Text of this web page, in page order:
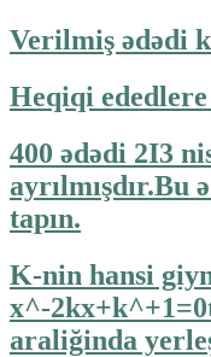
Verilmiş ədədi
Heqiqi
400 ədədi 2I3
ayrılmışdır.Bu
tapın.
K-nin hansi
x^-
araliğinda